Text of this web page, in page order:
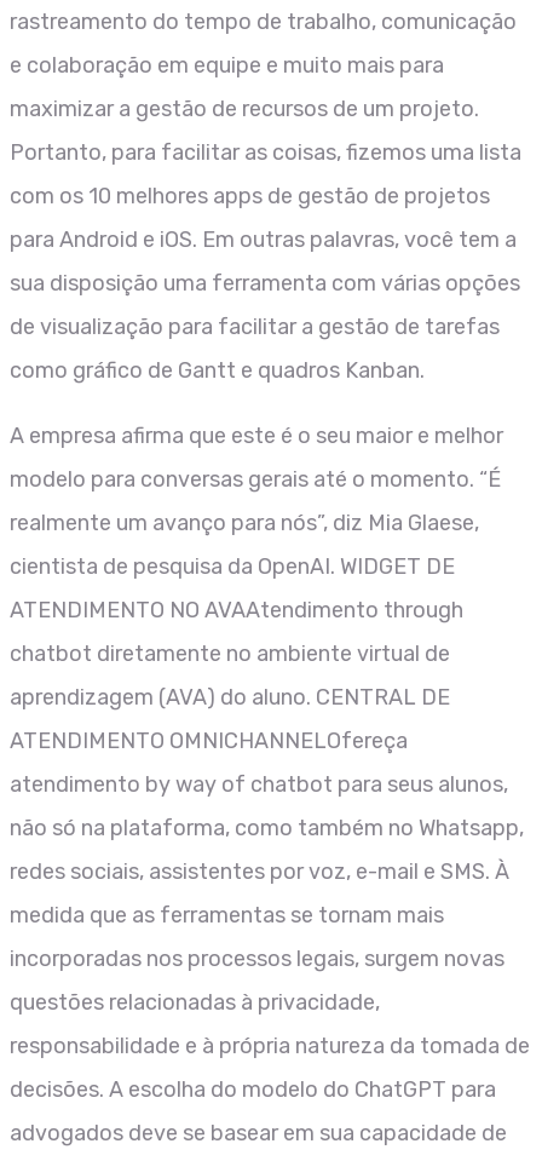
rastreamento do tempo de trabalho, comunicação
e colaboração em equipe e muito mais para
maximizar a gestão de recursos de um projeto.
Portanto, para facilitar as coisas, fizemos uma lista
com os 10 melhores apps de gestão de projetos
para Android e iOS. Em outras palavras, você tem a
sua disposição uma ferramenta com várias opções
de visualização para facilitar a gestão de tarefas
como gráfico de Gantt e quadros Kanban.
A empresa afirma que este é o seu maior e melhor
modelo para conversas gerais até o momento. “É
realmente um avanço para nós”, diz Mia Glaese,
cientista de pesquisa da OpenAI. WIDGET DE
ATENDIMENTO NO AVAAtendimento through
chatbot diretamente no ambiente virtual de
aprendizagem (AVA) do aluno. CENTRAL DE
ATENDIMENTO OMNICHANNELOfereça
atendimento by way of chatbot para seus alunos,
não só na plataforma, como também no Whatsapp,
redes sociais, assistentes por voz, e-mail e SMS. À
medida que as ferramentas se tornam mais
incorporadas nos processos legais, surgem novas
questões relacionadas à privacidade,
responsabilidade e à própria natureza da tomada de
decisões. A escolha do modelo do ChatGPT para
advogados deve se basear em sua capacidade de